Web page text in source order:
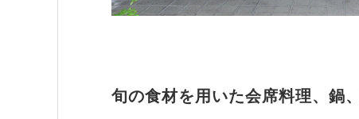
旬の食材を用いた会席料理、鍋